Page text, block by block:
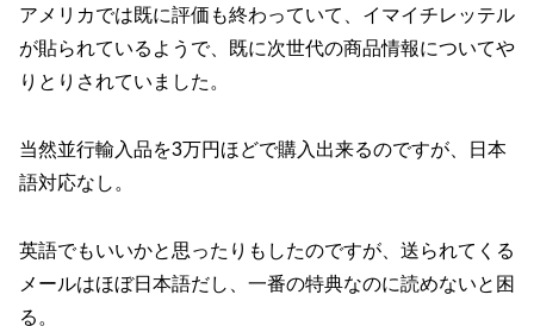
アメリカでは既に評価も終わっていて、イマイチレッテル
が貼られているようで、既に次世代の商品情報についてや
りとりされていました。
当然並行輸入品を3万円ほどで購入出来るのですが、日本
語対応なし。
英語でもいいかと思ったりもしたのですが、送られてくる
メールはほぼ日本語だし、一番の特典なのに読めないと困
る。